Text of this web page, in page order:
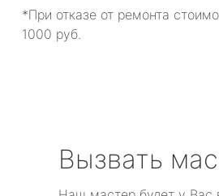
*При отказе от ремонта
1000 руб.
Вызвать